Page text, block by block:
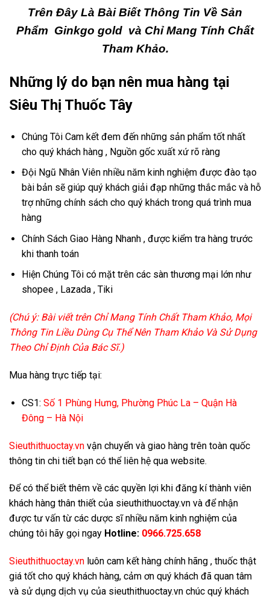
Trên Đây Là Bài Biết Thông Tin Về Sản
Phẩm Ginkgo gold và Chỉ Mang Tính Chất
Tham Khảo.
Những lý do bạn nên mua hàng tại
Siêu Thị Thuốc Tây
Chúng Tôi Cam kết đem đến những sản phẩm tốt nhất
cho quý khách hàng , Nguồn gốc xuất xứ rõ ràng
Đội Ngũ Nhân Viên nhiều năm kinh nghiệm được đào tạo
bài bản sẽ giúp quý khách giải đạp những thắc mắc và hỗ
trợ những chính sách cho quý khách trong quá trình mua
hàng
Chính Sách Giao Hàng Nhanh , được kiểm tra hàng trước
khi thanh toán
Hiện Chúng Tôi có mặt trên các sàn thương mại lớn như
shopee , Lazada , Tiki
(Chú ý: Bài viết trên Chỉ Mang Tính Chất Tham Khảo, Mọi
Thông Tin Liều Dùng Cụ Thể Nên Tham Khảo Và Sử Dụng
Theo Chỉ Định Của Bác Sĩ.)
Mua hàng trực tiếp tại:
CS1: Số 1 Phùng Hưng, Phường Phúc La – Quận Hà
Đông – Hà Nội
Sieuthithuoctay.vn vận chuyển và giao hàng trên toàn quốc
thông tin chi tiết bạn có thể liên hệ qua website.
Để có thể biết thêm về các quyền lợi khi đăng kí thành viên
khách hàng thân thiết của sieuthithuoctay.vn và để nhận
được tư vấn từ các dược sĩ nhiều năm kinh nghiệm của
chúng tôi hãy gọi ngay Hotline: 0966.725.658
Sieuthithuoctay.vn luôn cam kết hàng chính hãng , thuốc thật
giá tốt cho quý khách hàng, cảm ơn quý khách đã quan tâm
và sử dụng dịch vụ của sieuthithuoctay.vn chúc quý khách